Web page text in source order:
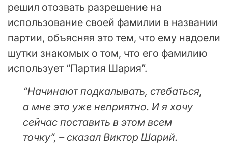
решил отозвать разрешение на
использование своей фамилии в названии
партии, объясняя это тем, что ему надоели
шутки знакомых о том, что его фамилию
использует “Партия Шария”.
“Начинают подкалывать, стебаться,
а мне это уже неприятно. И я хочу
сейчас поставить в этом всем
точку”, – сказал Виктор Шарий.